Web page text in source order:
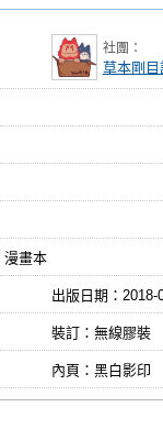
社團：
草本剛目
漫畫本
出版日期： 2018-
裝訂：無線膠裝
內頁：黑白影印